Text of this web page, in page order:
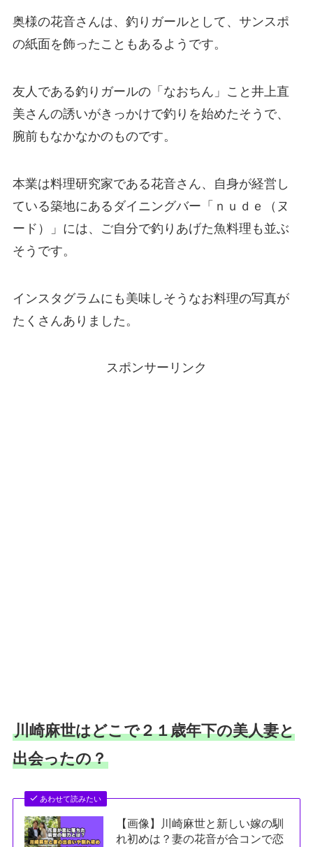
奥様の花音さんは、釣りガールとして、サンスポ
の紙面を飾ったこともあるようです。
友人である釣りガールの「なおちん」こと井上直
美さんの誘いがきっかけで釣りを始めたそうで、
腕前もなかなかのものです。
本業は料理研究家である花音さん、自身が経営し
ている築地にあるダイニングバー「ｎｕｄｅ（ヌ
ード）」には、ご自分で釣りあげた魚料理も並ぶ
そうです。
インスタグラムにも美味しそうなお料理の写真が
たくさんありました。
スポンサーリンク
川崎麻世はどこで２１歳年下の美人妻と
出会ったの？
あわせて読みたい
【画像】川崎麻世と新しい嫁の馴
れ初めは？妻の花音が合コンで恋